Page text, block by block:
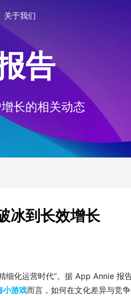
关于我们
告
长的相关动态
冰到长效增长
细化运营时代”。据 App Annie
小游戏而言，如何在文化差异与竞